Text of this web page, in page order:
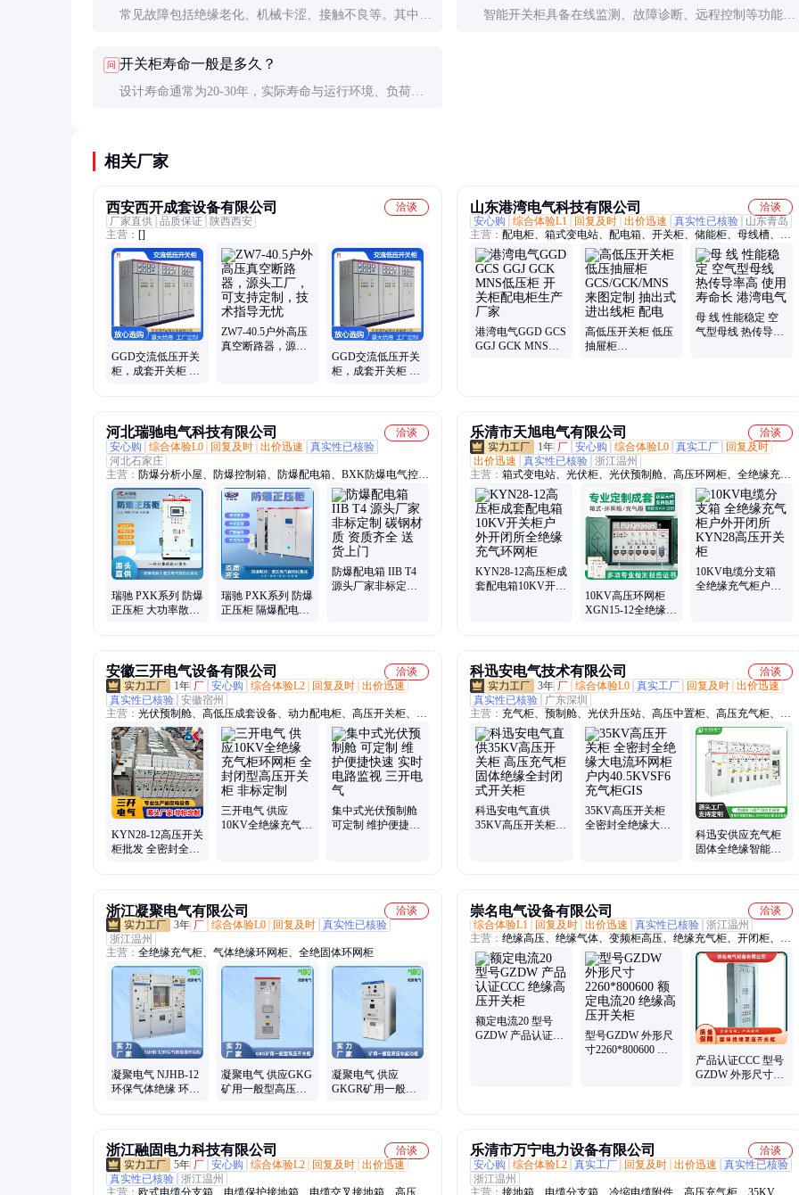
常见故障包括绝缘老化、机械卡涩、接触不良等。其中绝
率。
智能开关柜具备在线监测、故障诊断、远程控制等功能，
问 开关柜寿命一般是多久？
设计寿命通常为20-30年，实际寿命与运行环境、负荷情
相关厂家
西安西开成套设备有限公司
洽谈
厂家直供 品质保证
陕西西安
主营： []
GGD交流低压开关
柜，成套开关柜 动
ZW7-40.5户外高压
真空断路器，源头
GGD交流低压开关
柜，成套开关柜 动
山东港湾电气科技有限公司
洽谈
安心购
综合体验L1 回复及时 出价迅速 真实性已核验
山东青岛
主营： 配电柜、箱式变电站、配电箱、开关柜、储能柜、母线槽、箱
变、变压器、环网箱、电缆分支箱、预制舱、充电桩
港湾电气GGD GCS
GGJ GCK MNS低
高低压开关柜 低压
抽屉柜
母 线 性能稳定 空
气型母线 热传导率
河北瑞驰电气科技有限公司
洽谈
安心购
综合体验L0 回复及时 出价迅速
真实性已核验
河北石家庄
主营： 防爆分析小屋、防爆控制箱、防爆配电箱、BXK防爆电气控制
柜、增安防爆箱、防爆接线箱、不锈钢防爆箱、工业防爆柜、db eb防
爆配电箱、BXM(K)防爆箱、防爆操作箱、通风散热防爆柜
瑞驰 PXK系列 防爆
正压柜 大功率散热
瑞驰 PXK系列 防爆
正压柜 隔爆配电柜
防爆配电箱 IIB T4
源头厂家非标定制
乐清市天旭电气有限公司
洽谈
1年 厂 安心购 综合体验L0 真实工厂
回复及时
出价迅速
真实性已核验 浙江温州
主营： 箱式变电站、光伏柜、光伏预制舱、高压环网柜、全绝缘充气
柜、高压开闭所、KYN28高压中置柜、GGD低压开关柜、成套配电
箱、动力柜、MNS抽屉柜、低压配电柜、景观式地埋箱变、PT柜、
计量柜、进线柜、充气柜、环网柜、配电箱、XL-21动力柜、GCK低
压抽屉柜、不锈钢电容柜
KYN28-12高压柜成
套配电箱10KV开关
10KV高压环网柜
XGN15-12全绝缘充
10KV电缆分支箱
全绝缘充气柜户外
安徽三开电气设备有限公司
洽谈
1年 厂 安心购 综合体验L2 回复及时 出价迅速
真实性已核验 安徽宿州
主营： 光伏预制舱、高低压成套设备、动力配电柜、高压开关柜、中
置式开关柜、高低压开关柜、低压开关柜、箱式变电站、箱式变压
器、电力光伏预制舱、光伏升压预制舱、美式箱变、欧式箱变、景观
式箱变、充电桩箱式变电站、充电桩箱变、光伏升压箱变、干式变压
器、油浸式变压器、三相干式变压器、分布式光伏预制舱、35kV光
伏预制舱、光伏电站预制舱
KYN28-12高压开关
柜批发 全密封全绝
三开电气 供应
10KV全绝缘充气柜
集中式光伏预制舱
可定制 维护便捷快
科迅安电气技术有限公司
洽谈
3年 厂 综合体验L0 真实工厂 回复及时 出价迅速
真实性已核验
广东深圳
主营： 充气柜、预制舱、光伏升压站、高压中置柜、高压充气柜、高
压开关柜、35KV高压开关柜、高压柜、环网柜、GIS充气柜、光伏预
制舱、环保柜、箱式变电站、35KV充气柜、35KV环网柜、35KV电
缆分支箱、大电流环网柜、35KV升压变、华氏箱变、电缆分支箱、
六氟化硫断路器、35KV环保柜、箱变、充气柜GIS、开闭所
科迅安电气直供
35KV高压开关柜
35KV高压开关柜
全密封全绝缘大电
科迅安供应充气柜
固体全绝缘智能环
浙江凝聚电气有限公司
洽谈
3年 厂 综合体验L0 回复及时 真实性已核验
浙江温州
主营： 全绝缘充气柜、气体绝缘环网柜、全绝固体环网柜
凝聚电气 NJHB-12
环保气体绝缘 环网
凝聚电气 供应GKG
矿用一般型高压开
凝聚电气 供应
GKGR矿用一般型
崇名电气设备有限公司
洽谈
综合体验L1
回复及时 出价迅速 真实性已核验 浙江温州
主营： 绝缘高压、绝缘气体、变频柜高压、绝缘充气柜、开闭柜、配
电系统、高低压电气
额定电流20 型号
GZDW 产品认证
型号GZDW 外形尺
寸2260*800600 额
产品认证CCC 型号
GZDW 外形尺寸
浙江融固电力科技有限公司
洽谈
5年 厂 安心购 综合体验L2 回复及时 出价迅速
真实性已核验 浙江温州
主营： 欧式电缆分支箱、电缆保护接地箱、电缆交叉接地箱、高压成
乐清市万宁电力设备有限公司
洽谈
安心购
综合体验L2 真实工厂 回复及时 出价迅速
真实性已核验
浙江温州
主营： 接地箱、电缆分支箱、冷缩电缆附件、高压充气柜、35KV隔